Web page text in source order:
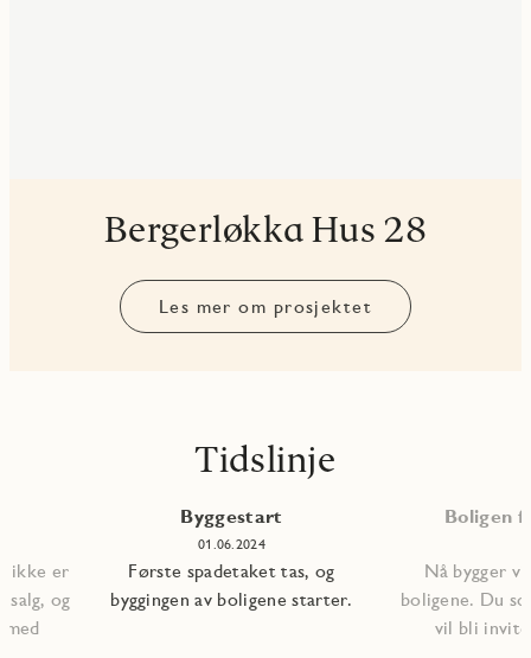
Bergerløkka Hus 28
Les mer om prosjektet
Tidslinje
ikke er
salg, og
Byggestart
01.06.2024
Første spadetaket tas, og
byggingen av boligene starter.
Boligen
Nå bygger
boligene. Du
vil bli